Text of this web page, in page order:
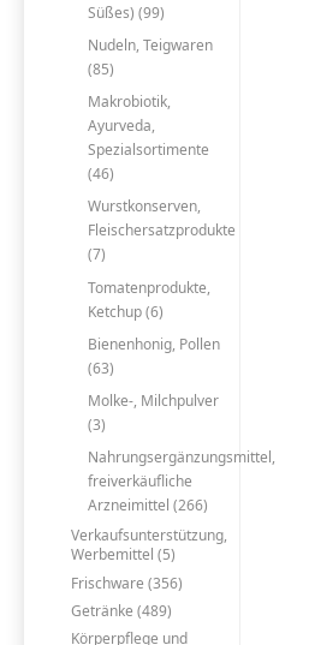
Süßes) (99)
Nudeln, Teigwaren
(85)
Makrobiotik,
Ayurveda,
Spezialsortimente
(46)
Wurstkonserven,
Fleischersatzprodukte
(7)
Tomatenprodukte,
Ketchup (6)
Bienenhonig, Pollen
(63)
Molke-, Milchpulver
(3)
Nahrungsergänzungsmittel,
freiverkäufliche
Arzneimittel (266)
Verkaufsunterstützung,
Werbemittel (5)
Frischware (356)
Getränke (489)
Körperpflege und